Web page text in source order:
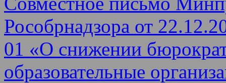
Рособрнадзора от
01 «О снижении
образовательные